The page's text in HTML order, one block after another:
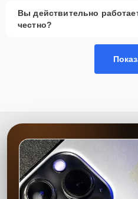
Вы действительно
честно?